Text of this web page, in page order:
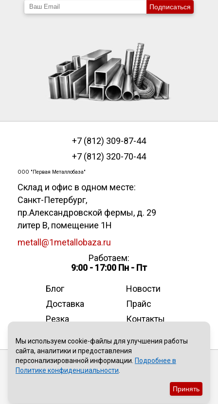
Подписаться
+7 (812) 309-87-44
+7 (812) 320-70-44
ООО "Первая Металлобаза"
Склад и офис в одном месте:
Санкт-Петербург,
пр.Александровской фермы, д. 29
литер В, помещение 1Н
metall@1metallobaza.ru
Работаем:
9:00 - 17:00 Пн - Пт
Блог
Новости
Доставка
Прайс
Резка
Контакты
Публичная оферта
Мы используем cookie-файлы для улучшения работы
сайта, аналитики и предоставления
персонализированной информации. Подробнее в
Политике конфиденциальности
Принять